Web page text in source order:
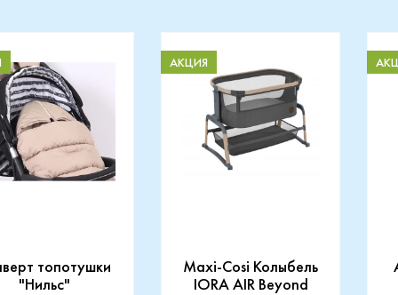
топотушки
"Нильс"
Maxi-Cosi Колыбель
IORA AIR Beyond
АКЦИЯ